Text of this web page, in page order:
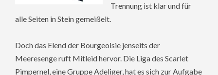
Trennung ist klar und für
alle Seiten in Stein gemeißelt.
Doch das Elend der Bourgeoisie jenseits der
Meeresenge ruft Mitleid hervor. Die Liga des Scarlet
Pimpernel, eine Gruppe Adeliger, hat es sich zur Aufgabe